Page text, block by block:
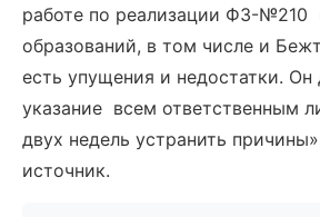
работе по реализации ФЗ-№210
образований, в том числе и
есть упущения и недостатки. Он
указание всем ответственным
двух недель устранить
источник.